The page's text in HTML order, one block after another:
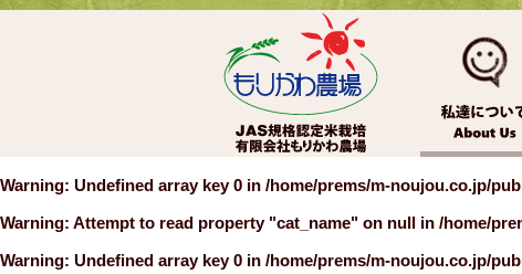
Warning: Undefined array key 0 in /home/prems/m-noujou.co.jp/
Warning: Attempt to read property "cat_name" on null in /home/
Warning: Undefined array key 0 in /home/prems/m-noujou.co.jp/